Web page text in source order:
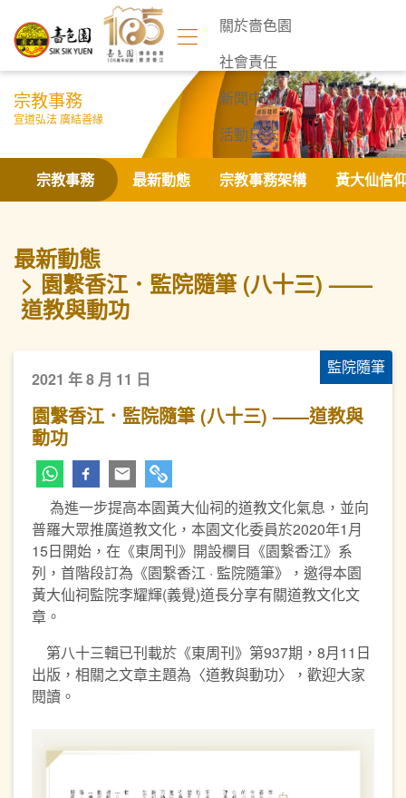
關於嗇色園
社會責任
新聞中心
活動日誌
聯絡我們
宗教事務
宣道弘法 廣結善緣
宗教事務 最新動態 宗教事務架構 黃大仙信
最新動態
園繫香江．監院隨筆 (八十三) ——
道教與動功
監院隨筆
2021 年 8 月 11 日
園繫香江．監院隨筆 (八十三) ——道教與
動功
為進一步提高本園黃大仙祠的道教文化氣息，並向
普羅大眾推廣道教文化，本園文化委員於2020年1月
15日開始，在《東周刊》開設欄目《園繋香江》系
列，首階段訂為《園繋香江 · 監院隨筆》，邀得本園
黃大仙祠監院李耀輝(義覺)道長分享有關道教文化文
章。
第八十三輯已刊載於《東周刊》第937期，8月11日
出版，相關之文章主題為〈道教與動功〉，歡迎大家
閱讀。